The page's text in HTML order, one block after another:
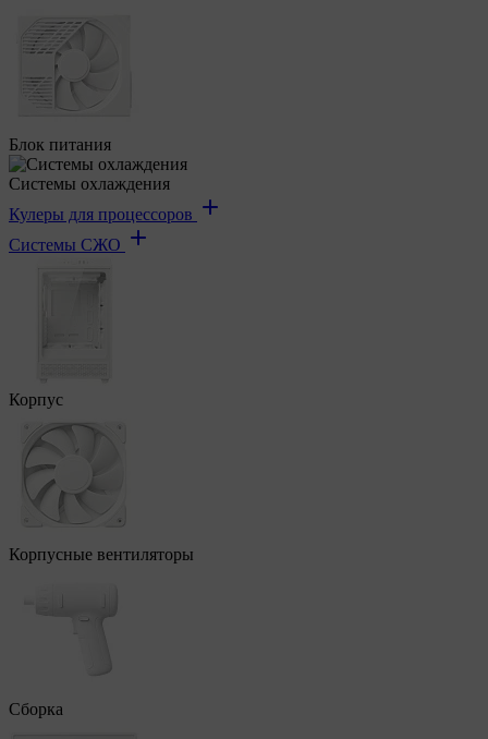
Блок питания
Системы охлаждения
Кулеры для процессоров
Системы СЖО
Корпус
Корпусные вентиляторы
Сборка